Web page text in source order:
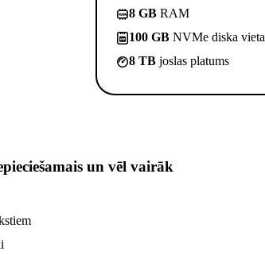
8 GB RAM
100 GB NVMe diska vieta
8 TB joslas platums
un vēl vairāk